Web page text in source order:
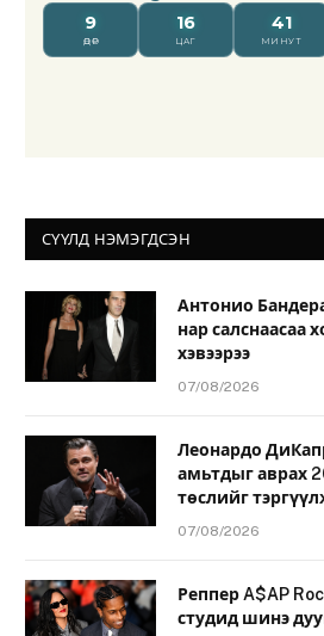
СҮҮЛД НЭМЭГДСЭН
Антонио
нар салснаасаа
хэвээрээ
07/08/2026
Леонардо
амьтдыг аврах
төслийг
07/08/2026
Реппер A$AP
студид шинэ